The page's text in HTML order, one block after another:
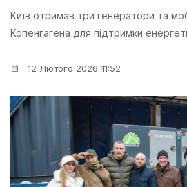
Київ отримав три генератори та
Копенгагена для підтримки
12 Лютого 2026 11:52